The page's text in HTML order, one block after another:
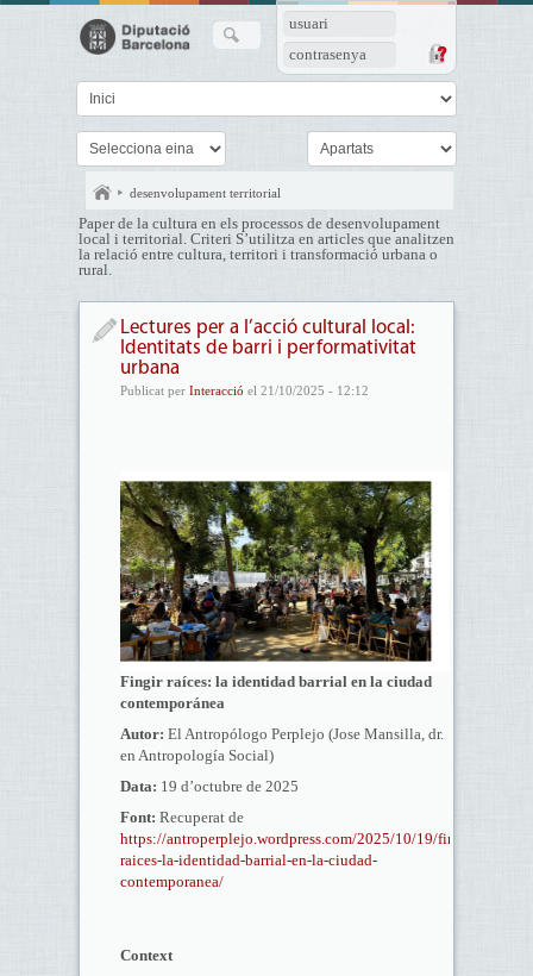
usuari
contrasenya
desenvolupament territorial
Paper de la cultura en els processos de desenvolupament
local i territorial. Criteri S’utilitza en articles que analitzen
la relació entre cultura, territori i transformació urbana o
rural.
Lectures per a l’acció cultural local:
Identitats de barri i performativitat
urbana
Publicat per Interacció el 21/10/2025 - 12:12
Fingir raíces: la identidad barrial en la ciudad
contemporánea
Autor: El Antropólogo Perplejo (Jose Mansilla, dr.
en Antropología Social)
Data: 19 d’octubre de 2025
Font: Recuperat de
https://antroperplejo.wordpress.com/2025/10/19/fingir-
raices-la-identidad-barrial-en-la-ciudad-
contemporanea/
Context